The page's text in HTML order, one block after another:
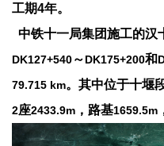
工期4年。
中铁十一局集团施工的汉
DK127+540～DK175+200和
79.715 km。其中位于十堰
2座2433.9m ，路基1659.5m